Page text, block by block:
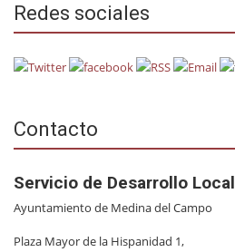
Redes sociales
Contacto
Servicio de Desarrollo Local
Ayuntamiento de Medina del Campo
Plaza Mayor de la Hispanidad 1,